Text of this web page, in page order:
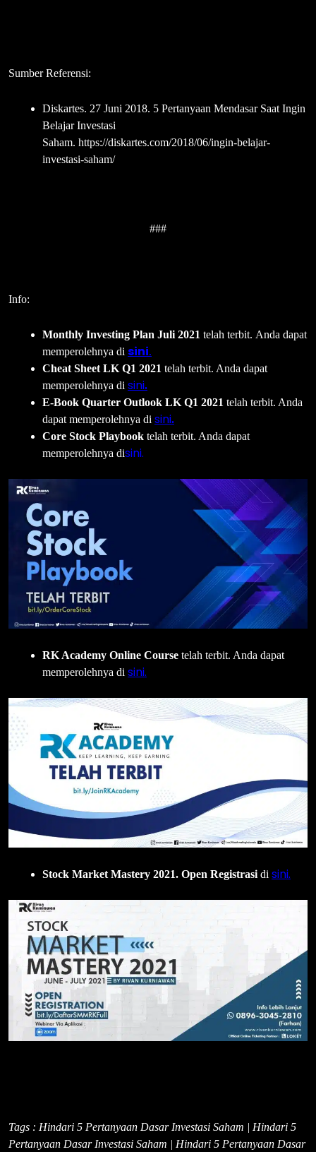
Sumber Referensi:
Diskartes. 27 Juni 2018. 5 Pertanyaan Mendasar Saat Ingin
Belajar Investasi
Saham. https://diskartes.com/2018/06/ingin-belajar-
investasi-saham/
###
Info:
Monthly Investing Plan Juli 2021 telah terbit. Anda dapat
memperolehnya di sini.
Cheat Sheet LK Q1 2021 telah terbit. Anda dapat
memperolehnya di sini.
E-Book Quarter Outlook LK Q1 2021 telah terbit. Anda
dapat memperolehnya di sini.
Core Stock Playbook telah terbit. Anda dapat
memperolehnya disini.
RK Academy Online Course telah terbit. Anda dapat
memperolehnya di sini.
Stock Market Mastery 2021. Open Registrasi di sini.
Tags : Hindari 5 Pertanyaan Dasar Investasi Saham | Hindari 5
Pertanyaan Dasar Investasi Saham | Hindari 5 Pertanyaan Dasar